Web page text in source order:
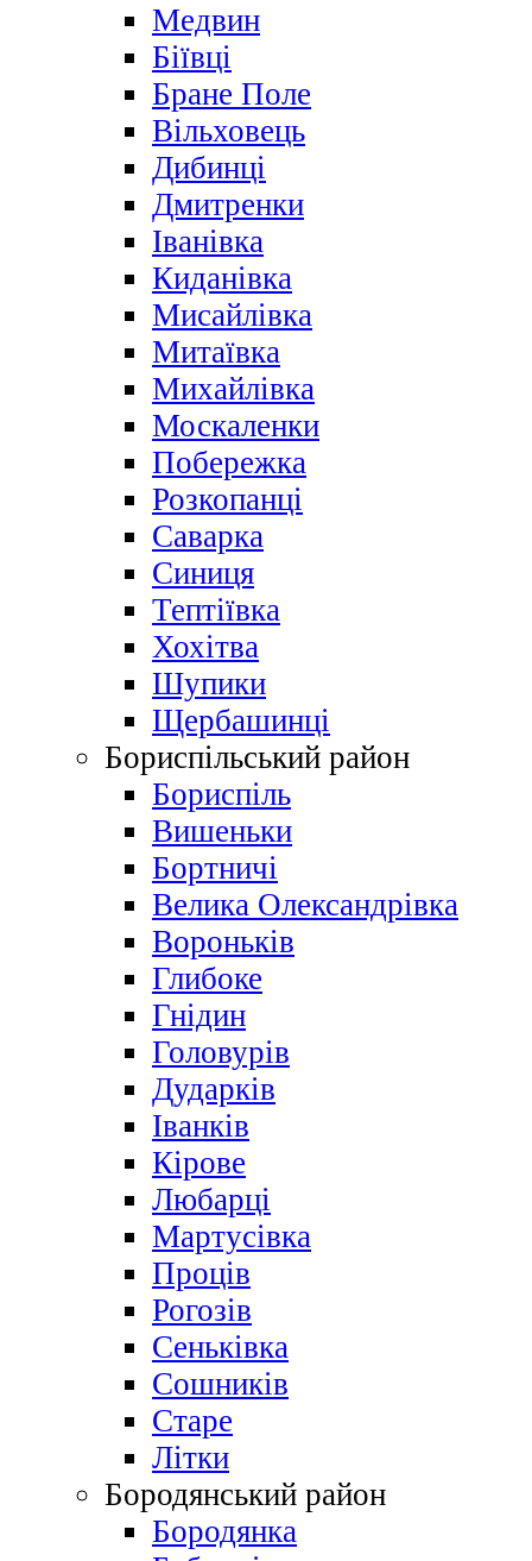
Медвин
Біївці
Бране Поле
Вільховець
Дибинці
Дмитренки
Іванівка
Киданівка
Мисайлівка
Митаївка
Михайлівка
Москаленки
Побережка
Розкопанці
Саварка
Синиця
Тептіївка
Хохітва
Шупики
Щербашинці
Бориспільський район
Бориспіль
Вишеньки
Бортничі
Велика Олександрівка
Вороньків
Глибоке
Гнідин
Головурів
Дударків
Іванків
Кірове
Любарці
Мартусівка
Проців
Рогозів
Сеньківка
Сошників
Старе
Літки
Бородянський район
Бородянка